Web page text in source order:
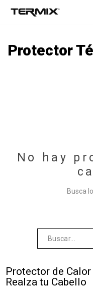
Protector
No hay
Busca
Protector de
Realza tu Cabello